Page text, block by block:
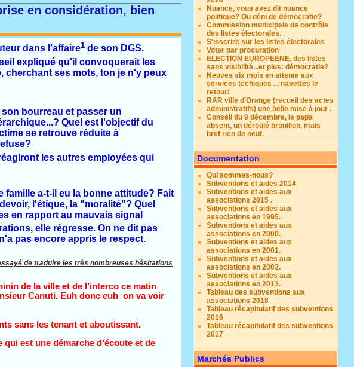
en considération, bien
dans l'affaire1 de son DGS.
expliqué qu'il convoquerait les
ses mots, ton je n'y peux
bourreau et passer un
Quel est l'objectif du
se retrouve réduite à
les autres employées qui
a-t-il eu la bonne attitude? Fait
l'étique, la "moralité"? Quel
en rapport au mauvais signal
elle régresse. On ne dit pas
pas encore appris le respect.
de traduire les très nombreuses hésitations
de la ville et de l’interco ce matin
Canuti. Euh donc euh on va voir
sans les tenant et aboutissant.
est une démarche d’écoute et de
Nuance, vous avez dit nuance
politique? Ou déni de démocratie?
Commission municipale de contrôle
des listes électorales.
S'inscrire sur les listes électorales
Voter par procuration
ELECTION EUROPEENE, des listes
sans visibilité...et plus: démocratie?
Neuves six mois en attente aux
services techiques ... navettes le
retour!
RAR ville d'Orange (recueil des actes
administratifs) une belle mise à jour .
Conseil du 9 décembre, le papa
absent, un déroulé brouillon, mais
bref rien de neuf.
Documentation
Qui sommes-nous?
Subventions et aides 2014
Subventions et aides aux
associations 2015 .
Subventions et aides aux
associations en 1995.
Subventions et aides aux
associations en 2000.
Subventions et aides aux
associations en 2001.
Subventions et aides aux
associations en 2002.
Subventions et aides aux
associations en 2013.
Tableau des subventions aux
associations 2018
Tableau récapitulatif des subventions
2016
Tableau récapitulatif des subventions
2017
Marchés Publics